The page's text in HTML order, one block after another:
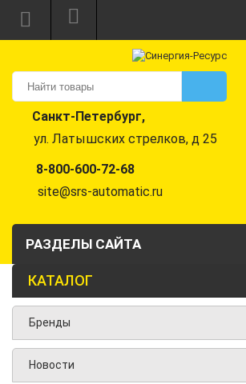
Санкт-Петербург,
ул. Латышских стрелков, д 25
8-800-600-72-68
site@srs-automatic.ru
РАЗДЕЛЫ САЙТА
КАТАЛОГ
Бренды
Новости